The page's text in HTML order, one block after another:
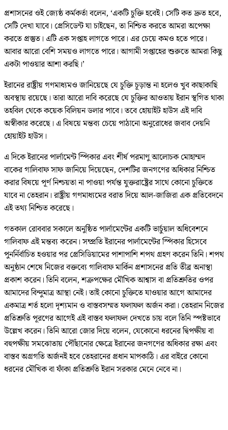
প্রশাসনের ওই জ্যেষ্ঠ কর্মকর্তা বলেন, ‘একটি চুক্তি হবেই। সেটি কত দ্রুত হবে,
সেটি দেখা যাবে। প্রেসিডেন্ট যা চাইছেন, তা নিশ্চিত করতে আমরা অপেক্ষা
করতে প্রস্তুত। এটি এক সপ্তাহ লাগতে পারে। এর চেয়ে কমও হতে পারে।
আবার আরো বেশি সময়ও লাগতে পারে। আগামী সপ্তাহের শুরুতে আমরা কিছু
একটা পাওয়ার আশা করছি।’
ইরানের রাষ্ট্রীয় গণমাধ্যমও জানিয়েছে যে চুক্তি চূড়ান্ত না হলেও খুব কাছাকাছি
অবস্থায় রয়েছে। তারা আরো দাবি করেছে যে চুক্তির আওতায় ইরান স্থগিত থাকা
তহবিল থেকে কয়েক বিলিয়ন ডলার পাবে। তবে হোয়াইট হাউস এই দাবি
অস্বীকার করেছে। এ বিষয়ে মন্তব্য চেয়ে পাঠানো অনুরোধের জবাব দেয়নি
হোয়াইট হাউস।
এ দিকে ইরানের পার্লামেন্ট স্পিকার এবং শীর্ষ পরমাণু আলোচক মোহাম্মদ
বাকের গালিবাফ সাফ জানিয়ে দিয়েছেন, দেশটির জনগণের অধিকার নিশ্চিত
করার বিষয়ে পূর্ণ নিশ্চয়তা না পাওয়া পর্যন্ত যুক্তরাষ্ট্রের সাথে কোনো চুক্তিতে
যাবে না তেহরান। রাষ্ট্রীয় গণমাধ্যমের বরাত দিয়ে আল-জাজিরা এক প্রতিবেদনে
এই তথ্য নিশ্চিত করেছে।
গতকাল রোববার সকালে অনুষ্ঠিত পার্লামেন্টের একটি ভার্চুয়াল অধিবেশনে
গালিবাফ এই মন্তব্য করেন। সম্প্রতি ইরানের পার্লামেন্টের স্পিকার হিসেবে
পুনর্নির্বাচিত হওয়ার পর প্রেসিডিয়ামের পাশাপাশি শপথ গ্রহণ করেন তিনি। শপথ
অনুষ্ঠান শেষে নিজের বক্তব্যে গালিবাফ মার্কিন প্রশাসনের প্রতি তীব্র অনাস্থা
প্রকাশ করেন। তিনি বলেন, শত্রুপক্ষের মৌখিক আশ্বাস বা প্রতিশ্রুতির ওপর
আমাদের বিন্দুমাত্র আস্থা নেই। তাই কোনো চুক্তিতে যাওয়ার আগে আমাদের
একমাত্র শর্ত হলো দৃশ্যমান ও বাস্তবসম্মত ফলাফল অর্জন করা। তেহরান নিজের
প্রতিশ্রুতি পূরণের আগেই এই বাস্তব ফলাফল দেখতে চায় বলে তিনি স্পষ্টভাবে
উল্লেখ করেন। তিনি আরো জোর দিয়ে বলেন, যেকোনো ধরনের দ্বিপক্ষীয় বা
বহুপক্ষীয় সমঝোতায় পৌঁছানোর ক্ষেত্রে ইরানের জনগণের অধিকার রক্ষা এবং
বাস্তব অগ্রগতি অর্জনই হবে তেহরানের প্রধান মাপকাঠি। এর বাইরে কোনো
ধরনের মৌখিক বা ফাঁকা প্রতিশ্রুতি ইরান সরকার মেনে নেবে না।